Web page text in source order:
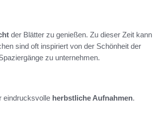
der Blätter zu genießen. Zu dieser Zeit kann
sind oft inspiriert von der Schönheit der
zu unternehmen.
eindrucksvolle herbstliche Aufnahmen.